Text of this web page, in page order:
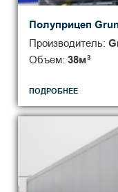
Полуприцеп
Производитель:
Объем: 38м3
ПОДРОБНЕЕ